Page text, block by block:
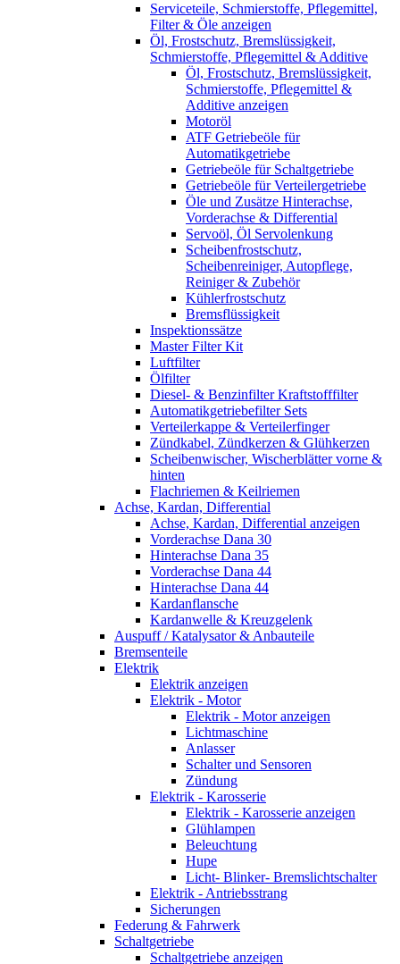
Serviceteile, Schmierstoffe, Pflegemittel,
Filter & Öle anzeigen
Öl, Frostschutz, Bremslüssigkeit,
Schmierstoffe, Pflegemittel & Additive
Öl, Frostschutz, Bremslüssigkeit,
Schmierstoffe, Pflegemittel &
Additive anzeigen
Motoröl
ATF Getriebeöle für
Automatikgetriebe
Getriebeöle für Schaltgetriebe
Getriebeöle für Verteilergetriebe
Öle und Zusätze Hinterachse,
Vorderachse & Differential
Servoöl, Öl Servolenkung
Scheibenfrostschutz,
Scheibenreiniger, Autopflege,
Reiniger & Zubehör
Kühlerfrostschutz
Bremsflüssigkeit
Inspektionssätze
Master Filter Kit
Luftfilter
Ölfilter
Diesel- & Benzinfilter Kraftstofffilter
Automatikgetriebefilter Sets
Verteilerkappe & Verteilerfinger
Zündkabel, Zündkerzen & Glühkerzen
Scheibenwischer, Wischerblätter vorne &
hinten
Flachriemen & Keilriemen
Achse, Kardan, Differential
Achse, Kardan, Differential anzeigen
Vorderachse Dana 30
Hinterachse Dana 35
Vorderachse Dana 44
Hinterachse Dana 44
Kardanflansche
Kardanwelle & Kreuzgelenk
Auspuff / Katalysator & Anbauteile
Bremsenteile
Elektrik
Elektrik anzeigen
Elektrik - Motor
Elektrik - Motor anzeigen
Lichtmaschine
Anlasser
Schalter und Sensoren
Zündung
Elektrik - Karosserie
Elektrik - Karosserie anzeigen
Glühlampen
Beleuchtung
Hupe
Licht- Blinker- Bremslichtschalter
Elektrik - Antriebsstrang
Sicherungen
Federung & Fahrwerk
Schaltgetriebe
Schaltgetriebe anzeigen